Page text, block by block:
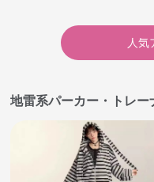
人気
地雷系パーカー・トレー